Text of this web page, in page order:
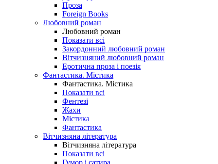
Проза
Foreign Books
Любовний роман
Любовний роман
Показати всі
Закордонний любовний роман
Вітчизняний любовний роман
Еротична проза і поезія
Фантастика. Містика
Фантастика. Містика
Показати всі
Фентезі
Жахи
Містика
Фантастика
Вітчизняна література
Вітчизняна література
Показати всі
Гумор і сатира